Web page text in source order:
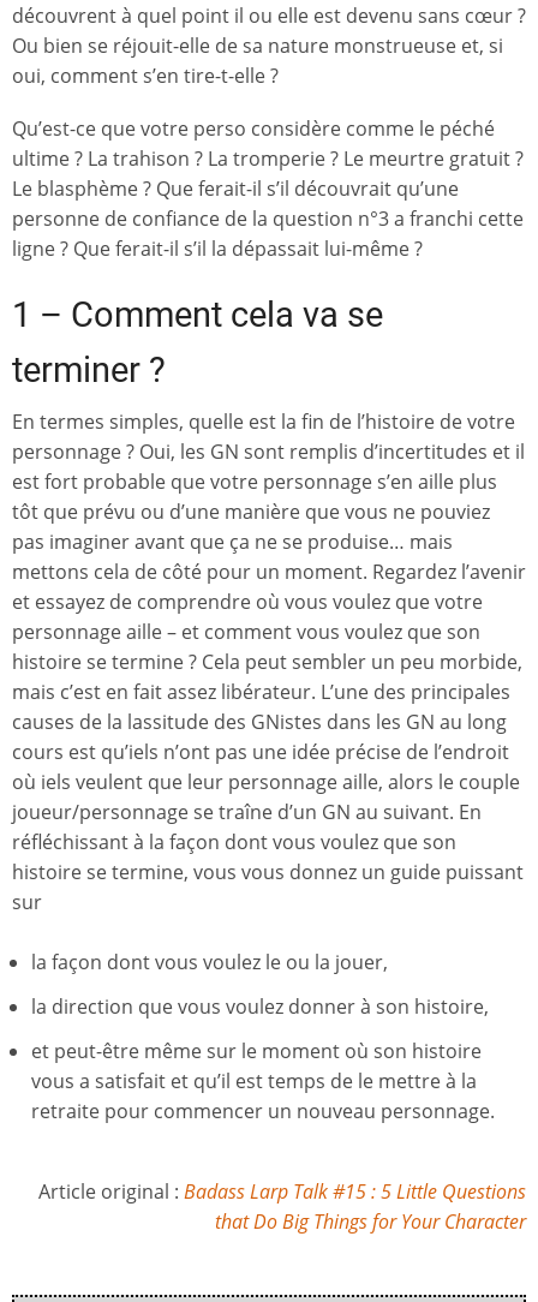
découvrent à quel point il ou elle est devenu sans cœur ?
Ou bien se réjouit-elle de sa nature monstrueuse et, si
oui, comment s’en tire-t-elle ?
Qu’est-ce que votre perso considère comme le péché
ultime ? La trahison ? La tromperie ? Le meurtre gratuit ?
Le blasphème ? Que ferait-il s’il découvrait qu’une
personne de confiance de la question n°3 a franchi cette
ligne ? Que ferait-il s’il la dépassait lui-même ?
1 – Comment cela va se
terminer ?
En termes simples, quelle est la fin de l’histoire de votre
personnage ? Oui, les GN sont remplis d’incertitudes et il
est fort probable que votre personnage s’en aille plus
tôt que prévu ou d’une manière que vous ne pouviez
pas imaginer avant que ça ne se produise… mais
mettons cela de côté pour un moment. Regardez l’avenir
et essayez de comprendre où vous voulez que votre
personnage aille – et comment vous voulez que son
histoire se termine ? Cela peut sembler un peu morbide,
mais c’est en fait assez libérateur. L’une des principales
causes de la lassitude des GNistes dans les GN au long
cours est qu’iels n’ont pas une idée précise de l’endroit
où iels veulent que leur personnage aille, alors le couple
joueur/personnage se traîne d’un GN au suivant. En
réfléchissant à la façon dont vous voulez que son
histoire se termine, vous vous donnez un guide puissant
sur
la façon dont vous voulez le ou la jouer,
la direction que vous voulez donner à son histoire,
et peut-être même sur le moment où son histoire
vous a satisfait et qu’il est temps de le mettre à la
retraite pour commencer un nouveau personnage.
Article original : Badass Larp Talk #15 : 5 Little Questions
that Do Big Things for Your Character